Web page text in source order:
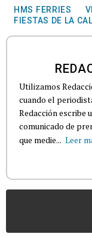
HMS FERRIES
FIESTAS DE LA
Utilizamos
cuando el
Redacción escribe
comunicado de
que medie... Leer